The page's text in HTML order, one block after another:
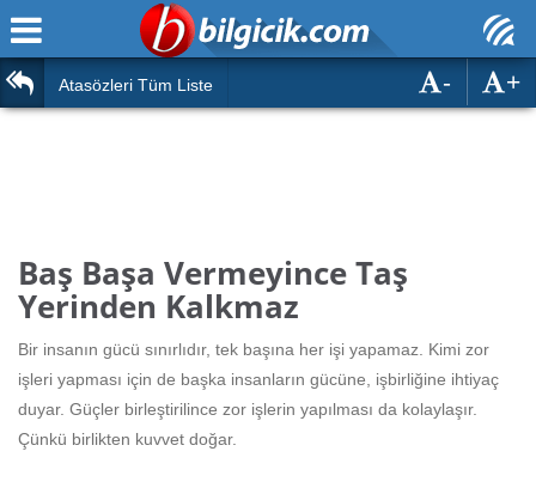
Ana Sayfa
Türk Tarihi & Kültürü
Eğitim
Diğer
Hızlı Okuma Testi
Hesaplamalar
Atasözleri Tüm Liste +
-
Baş Başa Vermeyince Taş
Yerinden Kalkmaz
Bir insanın gücü sınırlıdır, tek başına her işi yapamaz. Kimi zor
işleri yapması için de başka insanların gücüne, işbirliğine ihtiyaç
duyar. Güçler birleştirilince zor işlerin yapılması da kolaylaşır.
Çünkü birlikten kuvvet doğar.